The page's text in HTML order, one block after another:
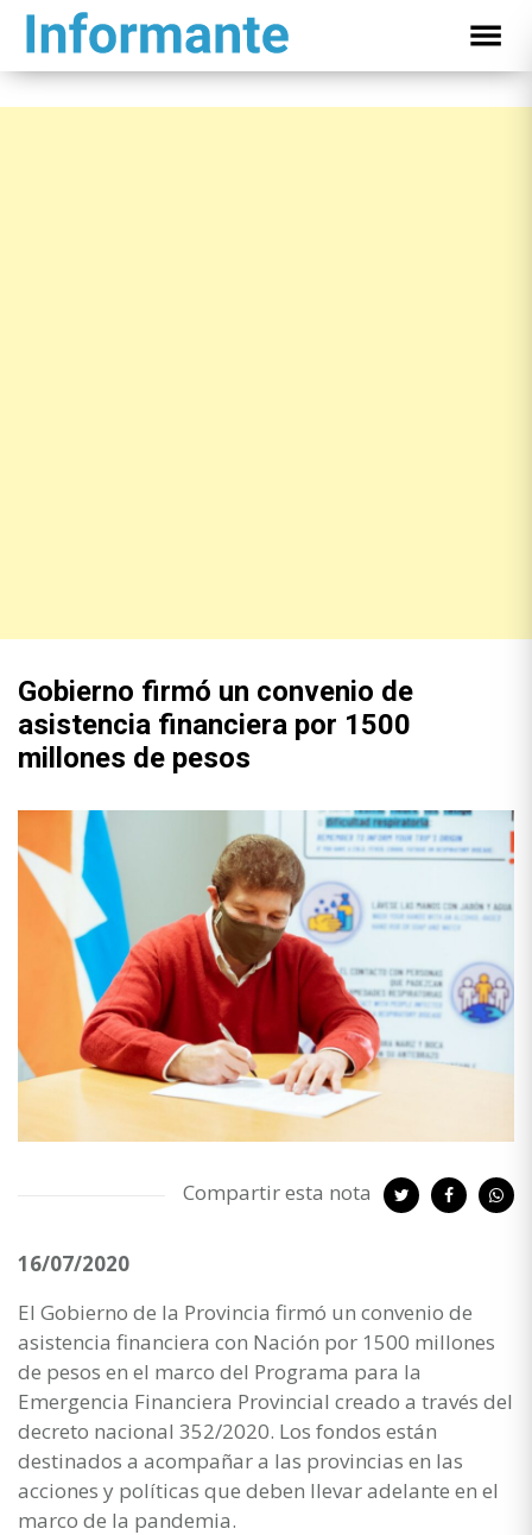
Gobierno firmó un convenio de
asistencia financiera por 1500
millones de pesos
Compartir esta nota
16/07/2020
El Gobierno de la Provincia firmó un convenio de
asistencia financiera con Nación por 1500 millones
de pesos en el marco del Programa para la
Emergencia Financiera Provincial creado a través del
decreto nacional 352/2020. Los fondos están
destinados a acompañar a las provincias en las
acciones y políticas que deben llevar adelante en el
marco de la pandemia.